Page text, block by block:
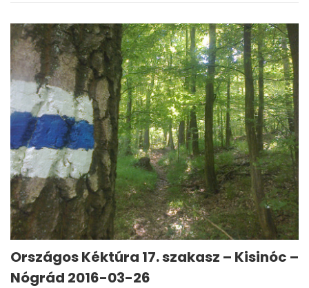
Országos Kéktúra 17. szakasz – Kisinóc –
Nógrád 2016-03-26